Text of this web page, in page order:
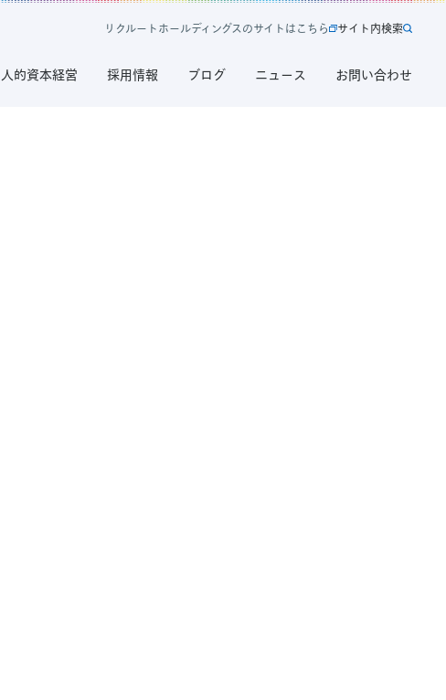
新
タ
リ クルー トホールディ ングスのサイ トはこち ら サ
ト
サイ ト内検索
人的資本経営 採用情報 ブログ ニュース お問い合わせ